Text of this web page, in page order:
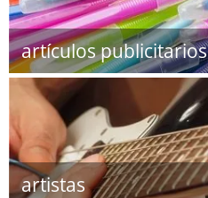
artículos publicitarios
artistas